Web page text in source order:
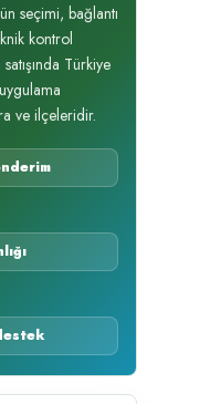
seçimi, bağlantı
kontrol
Türkiye
ve ilçeleridir.